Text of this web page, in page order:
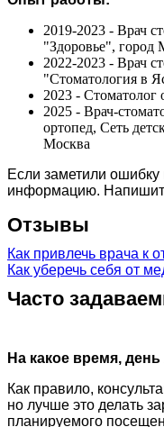
2019-2023 - Врач
"Здоровье", город
2022-2023 - Врач
"Стоматология в
2023 -
2025 - Врач-
ортопед, Сеть
Москва
Если заметили ошибку
информацию.
Отзывы
Как привлечь врача к
Как уберечь себя от
Часто
На какое время,
Как правило,
но лучше это делать
планируемого